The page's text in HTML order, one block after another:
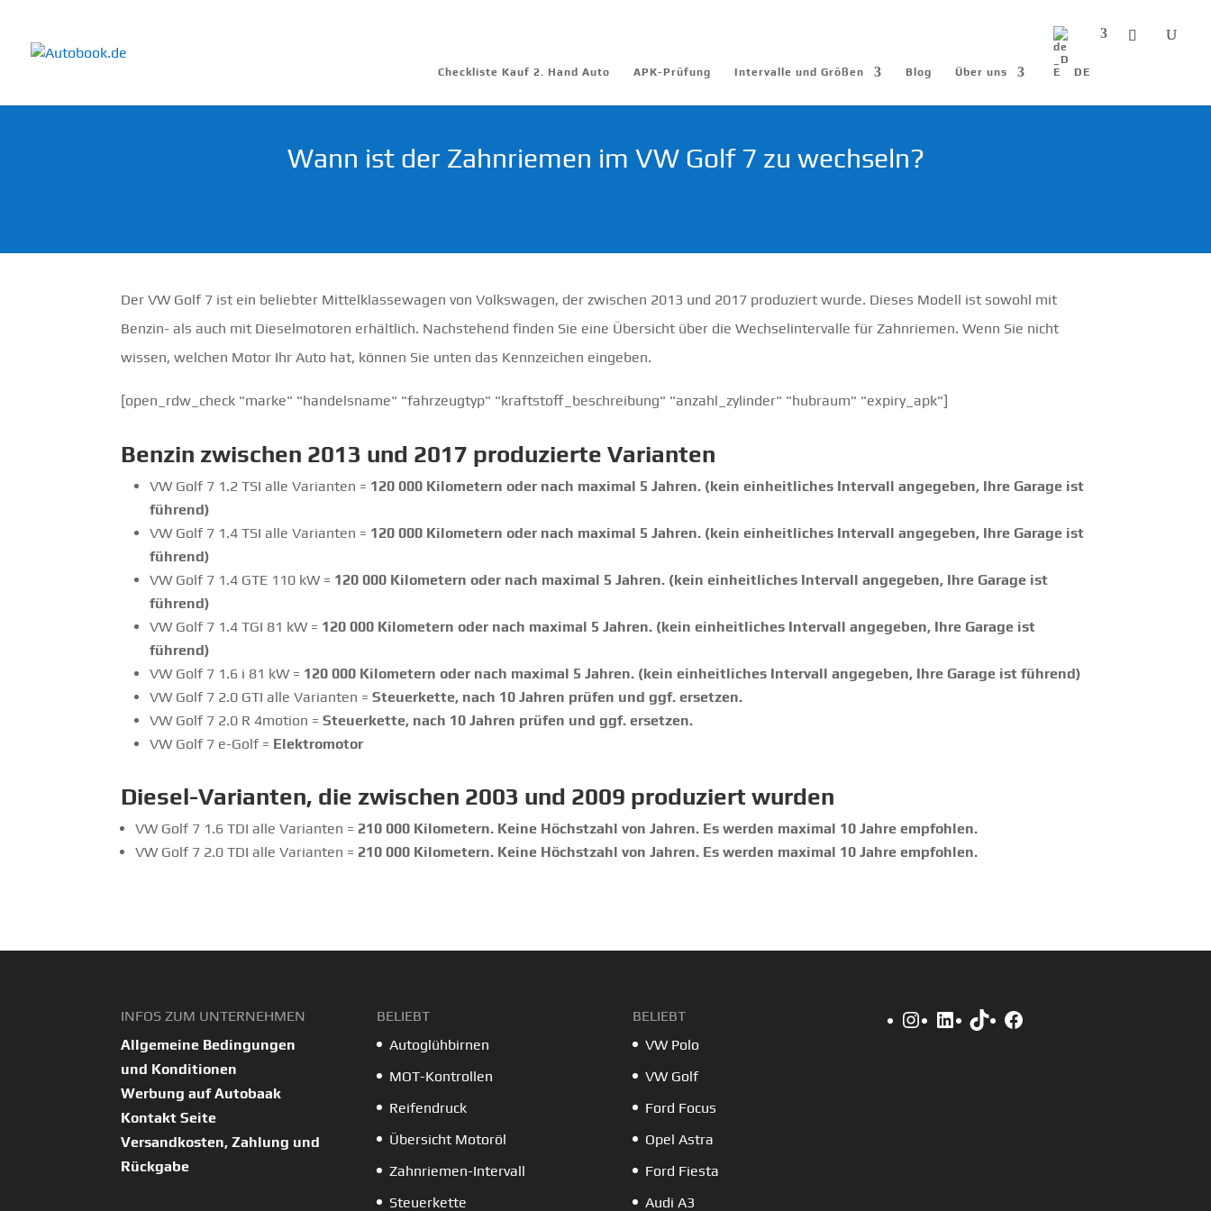
Checkliste Kauf 2. Hand Auto APK-Prüfung Intervalle und Größen Blog Über uns DE
Wann ist der Zahnriemen im VW Golf 7 zu wechseln?
Der VW Golf 7 ist ein beliebter Mittelklassewagen von Volkswagen, der zwischen 2013 und 2017 produziert wurde. Dieses Modell ist sowohl mit
Benzin- als auch mit Dieselmotoren erhältlich. Nachstehend finden Sie eine Übersicht über die Wechselintervalle für Zahnriemen. Wenn Sie nicht
wissen, welchen Motor Ihr Auto hat, können Sie unten das Kennzeichen eingeben.
[open_rdw_check "marke" "handelsname" "fahrzeugtyp" "kraftstoff_beschreibung" "anzahl_zylinder" "hubraum" "expiry_apk"]
Benzin zwischen 2013 und 2017 produzierte Varianten
VW Golf 7 1.2 TSI alle Varianten = 120 000 Kilometern oder nach maximal 5 Jahren. (kein einheitliches Intervall angegeben, Ihre Garage ist
führend)
VW Golf 7 1.4 TSI alle Varianten = 120 000 Kilometern oder nach maximal 5 Jahren. (kein einheitliches Intervall angegeben, Ihre Garage ist
führend)
VW Golf 7 1.4 GTE 110 kW = 120 000 Kilometern oder nach maximal 5 Jahren. (kein einheitliches Intervall angegeben, Ihre Garage ist
führend)
VW Golf 7 1.4 TGI 81 kW = 120 000 Kilometern oder nach maximal 5 Jahren. (kein einheitliches Intervall angegeben, Ihre Garage ist
führend)
VW Golf 7 1.6 i 81 kW = 120 000 Kilometern oder nach maximal 5 Jahren. (kein einheitliches Intervall angegeben, Ihre Garage ist führend)
VW Golf 7 2.0 GTI alle Varianten = Steuerkette, nach 10 Jahren prüfen und ggf. ersetzen.
VW Golf 7 2.0 R 4motion = Steuerkette, nach 10 Jahren prüfen und ggf. ersetzen.
VW Golf 7 e-Golf = Elektromotor
Diesel-Varianten, die zwischen 2003 und 2009 produziert wurden
VW Golf 7 1.6 TDI alle Varianten = 210 000 Kilometern. Keine Höchstzahl von Jahren. Es werden maximal 10 Jahre empfohlen.
VW Golf 7 2.0 TDI alle Varianten = 210 000 Kilometern. Keine Höchstzahl von Jahren. Es werden maximal 10 Jahre empfohlen.
INFOS ZUM UNTERNEHMEN
Allgemeine Bedingungen
und Konditionen
Werbung auf Autobaak
Kontakt Seite
Versandkosten, Zahlung und
Rückgabe
BELIEBT
Autoglühbirnen
MOT-Kontrollen
Reifendruck
Übersicht Motoröl
Zahnriemen-Intervall
Steuerkette
BELIEBT
VW Polo
VW Golf
Ford Focus
Opel Astra
Ford Fiesta
Audi A3
Instagram
LinkedIn
TikTokFacebook